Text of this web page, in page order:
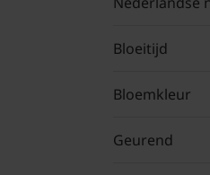
Bloeitijd
Bloemkleur
Geurend